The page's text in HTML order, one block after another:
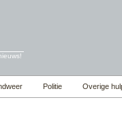
Politie Overige